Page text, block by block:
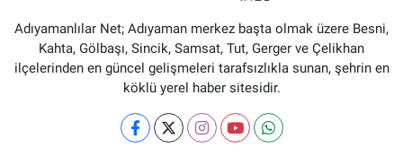
Adıyamanlılar Net; Adıyaman merkez başta olmak üzere Besni,
Kahta, Gölbaşı, Sincik, Samsat, Tut, Gerger ve Çelikhan
ilçelerinden en güncel gelişmeleri tarafsızlıkla sunan, şehrin en
köklü yerel haber sitesidir.